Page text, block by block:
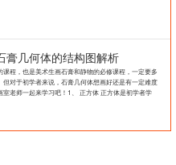
膏几何体的结构图解析
课程，也是美术生画石膏和静物的必修课程，一定要多
但对于初学者来说，石膏几何体想画好还是有一定难度
室老师一起来学习吧！1、 正方体 正方体是初学者学